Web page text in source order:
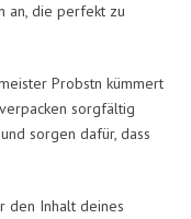
an, die perfekt zu
Probstn kümmert
sorgfältig
sorgen dafür, dass
den Inhalt deines